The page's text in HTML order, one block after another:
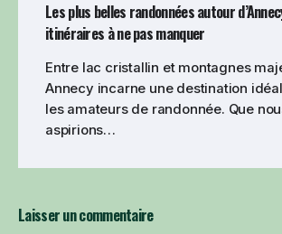
Les plus belles randonnées autour
itinéraires à ne pas manquer
Entre lac cristallin et montagnes
Annecy incarne une destination
les amateurs de randonnée. Que
aspirions…
Laisser un commentaire